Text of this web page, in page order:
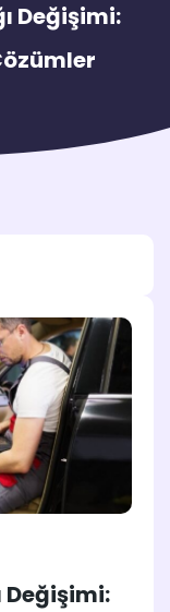
Değişimi:
Değişimi: